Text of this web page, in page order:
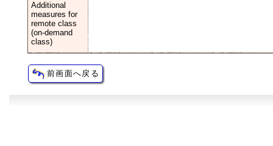
Additional
measures for
remote class
(on-demand
class)